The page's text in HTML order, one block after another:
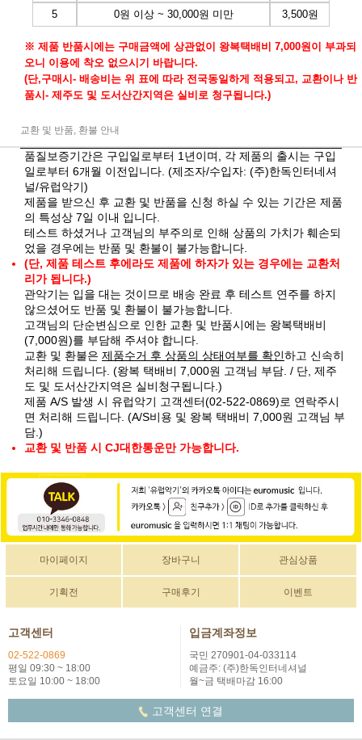
5
0원 이상 ~ 30,000원 미만 3,500원
※ 제품 반품시에는 구매금액에 상관없이 왕복택배비 7,000원이 부과되
오니 이용에 착오 없으시기 바랍니다.
(단,구매시- 배송비는 위 표에 따라 전국동일하게 적용되고, 교환이나 반
품시- 제주도 및 도서산간지역은 실비로 청구됩니다.)
교환 및 반품, 환불 안내
품질보증기간은 구입일로부터 1년이며, 각 제품의 출시는 구입
일로부터 6개월 이전입니다. (제조자/수입자: (주)한독인터네셔
널/유럽악기)
제품을 받으신 후 교환 및 반품을 신청 하실 수 있는 기간은 제품
의 특성상 7일 이내 입니다.
테스트 하셨거나 고객님의 부주의로 인해 상품의 가치가 훼손되
었을 경우에는 반품 및 환불이 불가능합니다.
(단, 제품 테스트 후에라도 제품에 하자가 있는 경우에는 교환처
리가 됩니다.)
관악기는 입을 대는 것이므로 배송 완료 후 테스트 연주를 하지
않으셨어도 반품 및 환불이 불가능합니다.
고객님의 단순변심으로 인한 교환 및 반품시에는 왕복택배비
(7,000원)를 부담해 주셔야 합니다.
교환 및 환불은 제품수거 후 상품의 상태여부를 확인하고 신속히
처리해 드립니다. (왕복 택배비 7,000원 고객님 부담. / 단, 제주
도 및 도서산간지역은 실비청구됩니다.)
제품 A/S 발생 시 유럽악기 고객센터(02-522-0869)로 연락주시
면 처리해 드립니다. (A/S비용 및 왕복 택배비 7,000원 고객님 부
담.)
교환 및 반품 시 CJ대한통운만 가능합니다.
마이페이지 장바구니 관심상품
기획전 구매후기 이벤트
고객센터
02-522-0869
평일 09:30 ~ 18:00
토요일 10:00 ~ 18:00
입금계좌정보
국민 270901-04-033114
예금주: (주)한독인터네셔널
월~금 택배마감 16:00
고객센터 연결